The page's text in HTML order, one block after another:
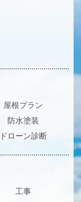
屋根プラン
防水塗装
ドローン診断
工事